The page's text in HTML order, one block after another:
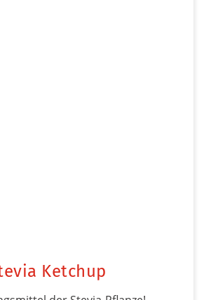
Ketchup